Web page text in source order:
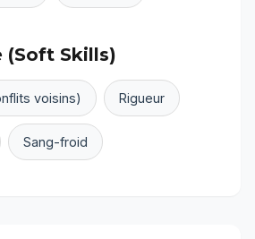
(Soft Skills)
voisins) Rigueur
Sang-froid